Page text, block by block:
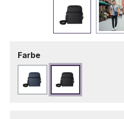
Farbeauswählen
MarineblauSchwarz